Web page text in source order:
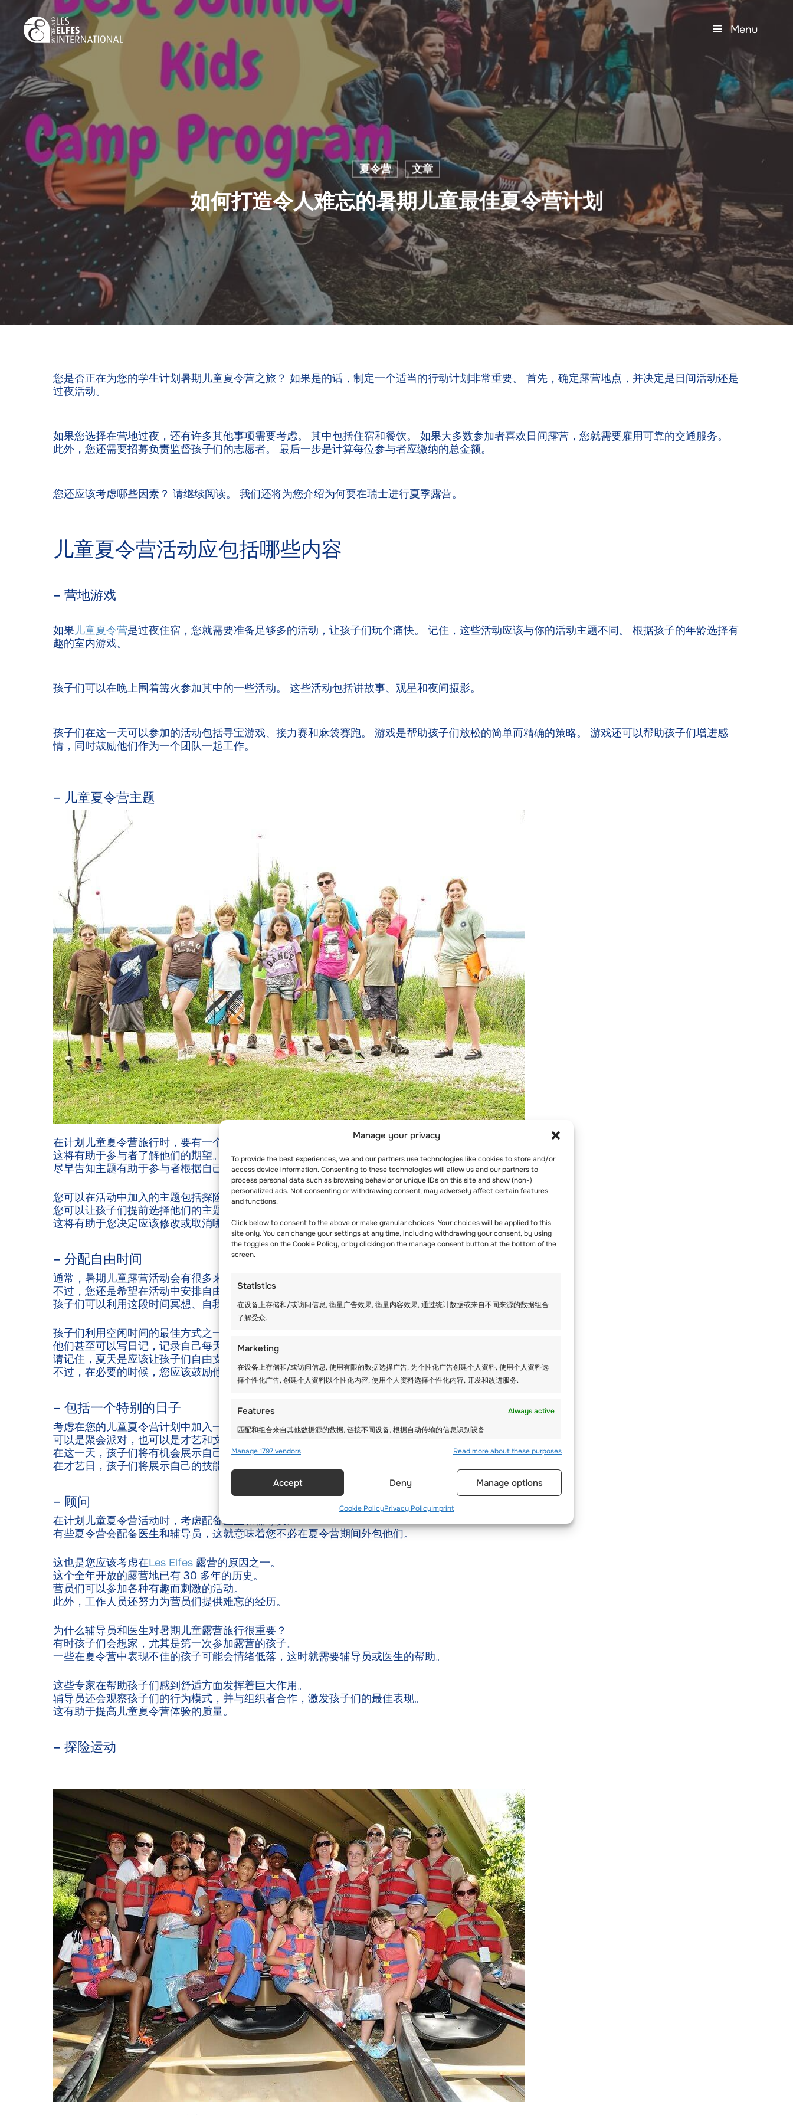
Manage your privacy
To provide the best experiences, we and our partners use technologies like cookies to store and/or
access device information. Consenting to these technologies will allow us and our partners to
process personal data such as browsing behavior or unique IDs on this site and show (non-)
personalized ads. Not consenting or withdrawing consent, may adversely affect certain features
and functions.
Click below to consent to the above or make granular choices. Your choices will be applied to this
site only. You can change your settings at any time, including withdrawing your consent, by using
the toggles on the Cookie Policy, or by clicking on the manage consent button at the bottom of the
screen.
Statistics
在设备上存储和/或访问信息, 衡量广告效果, 衡量内容效果, 通过统计数据或来自不同来源的数据组合
了解受众.
Marketing
在设备上存储和/或访问信息, 使用有限的数据选择广告, 为个性化广告创建个人资料, 使用个人资料选
择个性化广告, 创建个人资料以个性化内容, 使用个人资料选择个性化内容, 开发和改进服务.
Features
Always active
匹配和组合来自其他数据源的数据, 链接不同设备, 根据自动传输的信息识别设备.
确保安全，防止和检测欺诈，并修复错误, 提供和展示广告和内容, 保
Always active
Manage 1797 vendors Read more about these purposes
Accept Deny Manage options
Cookie PolicyPrivacy PolicyImprint
content
Menu
夏令营 文章
如何打造令人难忘的暑期儿童最佳夏令营计划
您是否正在为您的学生计划暑期儿童夏令营之旅？ 如果是的话，制定一个适当的行动计划非常重要。 首先，确定露营地点，并决定是日间活动还是
过夜活动。
如果您选择在营地过夜，还有许多其他事项需要考虑。 其中包括住宿和餐饮。 如果大多数参加者喜欢日间露营，您就需要雇用可靠的交通服务。
此外，您还需要招募负责监督孩子们的志愿者。 最后一步是计算每位参与者应缴纳的总金额。
您还应该考虑哪些因素？ 请继续阅读。 我们还将为您介绍为何要在瑞士进行夏季露营。
儿童夏令营活动应包括哪些内容
– 营地游戏
如果儿童夏令营是过夜住宿，您就需要准备足够多的活动，让孩子们玩个痛快。 记住，这些活动应该与你的活动主题不同。 根据孩子的年龄选择有
趣的室内游戏。
孩子们可以在晚上围着篝火参加其中的一些活动。 这些活动包括讲故事、观星和夜间摄影。
孩子们在这一天可以参加的活动包括寻宝游戏、接力赛和麻袋赛跑。 游戏是帮助孩子们放松的简单而精确的策略。 游戏还可以帮助孩子们增进感
情，同时鼓励他们作为一个团队一起工作。
– 儿童夏令营主题
在计划儿童夏令营旅行时，要有一个适合儿童的主题。
这将有助于参与者了解他们的期望。
尽早告知主题有助于参与者根据自己的需求和期望做出改变。
您可以在活动中加入的主题包括探险、游泳、钓鱼、艺术和手工以及远足。
您可以让孩子们提前选择他们的主题。
这将有助于您决定应该修改或取消哪些内容。
– 分配自由时间
通常，暑期儿童露营活动会有很多来自世界各地的孩子参加。
不过，您还是希望在活动中安排自由活动时间。
孩子们可以利用这段时间冥想、自我沟通或结交新朋友。
孩子们利用空闲时间的最佳方式之一就是写下他们对
他们甚至可以写日记，记录自己每天的活动。
请记住，夏天是应该让孩子们自由支配时间的时候。
不过，在必要的时候，您应该鼓励他们。
– 包括一个特别的日子
考虑在您的儿童夏令营计划中加入一个特别的日子。
可以是聚会派对，也可以是才艺和文化日。
在这一天，孩子们将有机会展示自己的传统和文化，并了解其他文化。
在才艺日，孩子们将展示自己的技能，如跳舞、弹吉他、绘画和唱歌。
– 顾问
在计划儿童夏令营活动时，考虑配备医生和辅导员。
有些夏令营会配备医生和辅导员，这就意味着您不必在夏令营期间外包他们。
这也是您应该考虑在Les Elfes 露营的原因之一。
这个全年开放的露营地已有 30 多年的历史。
营员们可以参加各种有趣而刺激的活动。
此外，工作人员还努力为营员们提供难忘的经历。
为什么辅导员和医生对暑期儿童露营旅行很重要？
有时孩子们会想家，尤其是第一次参加露营的孩子。
一些在夏令营中表现不佳的孩子可能会情绪低落，这时就需要辅导员或医生的帮助。
这些专家在帮助孩子们感到舒适方面发挥着巨大作用。
辅导员还会观察孩子们的行为模式，并与组织者合作，激发孩子们的最佳表现。
这有助于提高儿童夏令营体验的质量。
– 探险运动